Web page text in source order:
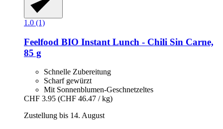
1.0 (1)
Feelfood BIO Instant Lunch -​ Chili Sin Carne,
85 g
Schnelle Zubereitung
Scharf gewürzt
Mit Sonnenblumen-Geschnetzeltes
CHF 3.95 (CHF 46.47 / kg)
Zustellung bis 14. August